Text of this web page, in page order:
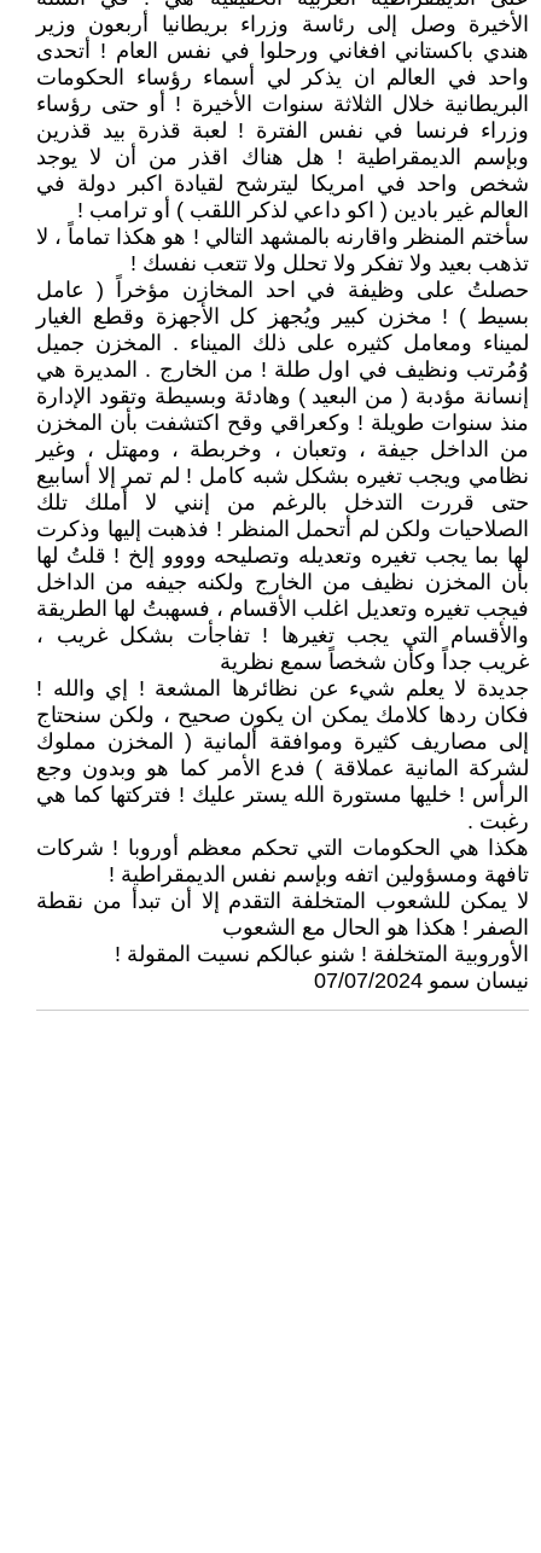
الأخيرة وصل إلى رئاسة وزراء بريطانيا أربعون وزير
هندي باكستاني افغاني ورحلوا في نفس العام ! أتحدى
واحد في العالم ان يذكر لي أسماء رؤساء الحكومات
البريطانية خلال الثلاثة سنوات الأخيرة ! أو حتى رؤساء
وزراء فرنسا في نفس الفترة ! لعبة قذرة بيد قذرين
وبإسم الديمقراطية ! هل هناك اقذر من أن لا يوجد
شخص واحد في امريكا ليترشح لقيادة اكبر دولة في
العالم غير بادين ( اكو داعي لذكر اللقب ) أو ترامب !
سأختم المنظر واقارنه بالمشهد التالي ! هو هكذا تماماً ، لا
تذهب بعيد ولا تفكر ولا تحلل ولا تتعب نفسك !
حصلتُ على وظيفة في احد المخازن مؤخراً ( عامل
بسيط ) ! مخزن كبير ويُجهز كل الأجهزة وقطع الغيار
لميناء ومعامل كثيره على ذلك الميناء . المخزن جميل
وُمُرتب ونظيف في اول طلة ! من الخارج . المديرة هي
إنسانة مؤدبة ( من البعيد ) وهادئة وبسيطة وتقود الإدارة
منذ سنوات طويلة ! وكعراقي وقح اكتشفت بأن المخزن
من الداخل جيفة ، وتعبان ، وخربطة ، ومهتل ، وغير
نظامي ويجب تغيره بشكل شبه كامل ! لم تمر إلا أسابيع
حتى قررت التدخل بالرغم من إنني لا أملك تلك
الصلاحيات ولكن لم أتحمل المنظر ! فذهبت إليها وذكرت
لها بما يجب تغيره وتعديله وتصليحه وووو إلخ ! قلتُ لها
بأن المخزن نظيف من الخارج ولكنه جيفه من الداخل
فيجب تغيره وتعديل اغلب الأقسام ، فسهبتُ لها الطريقة
والأقسام التي يجب تغيرها ! تفاجأت بشكل غريب ،
غريب جداً وكأن شخصاً سمع نظرية
جديدة لا يعلم شيء عن نظائرها المشعة ! إي والله !
فكان ردها كلامك يمكن ان يكون صحيح ، ولكن سنحتاج
إلى مصاريف كثيرة وموافقة ألمانية ( المخزن مملوك
لشركة المانية عملاقة ) فدع الأمر كما هو وبدون وجع
الرأس ! خليها مستورة الله يستر عليك ! فتركتها كما هي
رغبت .
هكذا هي الحكومات التي تحكم معظم أوروبا ! شركات
تافهة ومسؤولين اتفه وبإسم نفس الديمقراطية !
لا يمكن للشعوب المتخلفة التقدم إلا أن تبدأ من نقطة
الصفر ! هكذا هو الحال مع الشعوب
الأوروبية المتخلفة ! شنو عبالكم نسيت المقولة !
نيسان سمو 07/07/2024